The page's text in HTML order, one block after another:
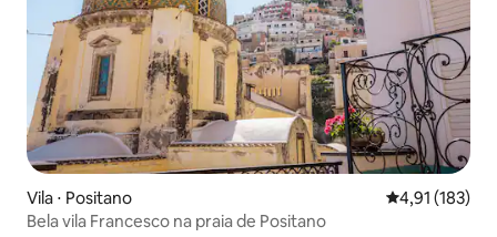
Vila ⋅ Positano 4,91 de uma
4,91 (183)
Bela vila Francesco na praia de Positano